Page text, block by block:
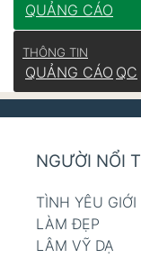
QUẢNG CÁO
THÔNG TIN
QUẢNG CÁO QC
NGƯỜI NỔI
TÌNH YÊU GIỚI
LÀM ĐẸP
LÂM VỸ DẠ